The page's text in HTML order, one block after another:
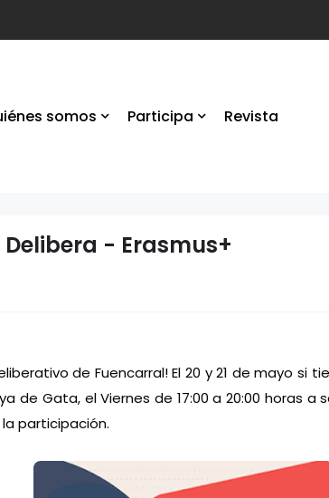
somos Participa Revista
- Erasmus+
de Fuencarral! El 20 y 21 de mayo si
de Gata, el Viernes de 17:00 a 20:00 horas a
participación.